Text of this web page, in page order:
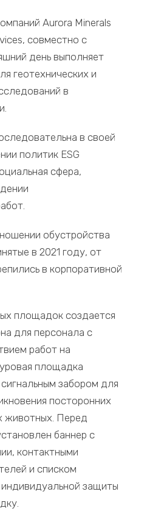
Aurora Minerals
совместно с
день выполняет
геотехнических и
в
в своей
политик ESG
сфера,
обустройства
в 2021 году, от
в корпоративной
площадок создается
для персонала с
работ на
площадка
забором для
посторонних
животных. Перед
баннер с
контактными
и списком
защиты